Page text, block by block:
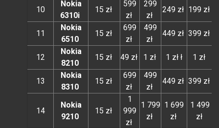
10
Nokia
6310i
15 zł
599
zł
299
zł
249 zł 199 zł
11
Nokia
6510
15 zł
699
zł
499
zł
449 zł 399 zł
12
Nokia
8210
15 zł 49 zł 1 zł 1 zł ł 1 zł
13
Nokia
8310
15 zł
699
zł
499
zł
449 zł 399 zł
14
Nokia
9210
15 zł
1
999
zł
1 799
zł
1 699
zł
1 499
zł